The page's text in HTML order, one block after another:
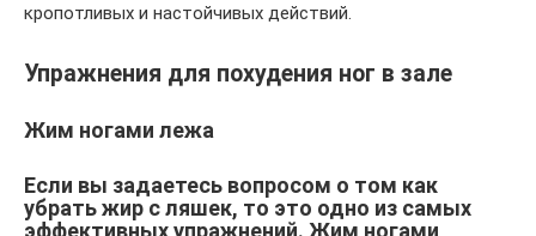
кропотливых и настойчивых действий.
Упражнения для похудения ног в зале
Жим ногами лежа
Если вы задаетесь вопросом о том как
убрать жир с ляшек, то это одно из самых
эффективных упражнений. Жим ногами